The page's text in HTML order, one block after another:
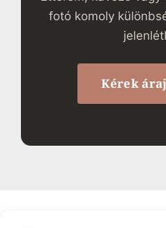
fotó komoly
Kérek